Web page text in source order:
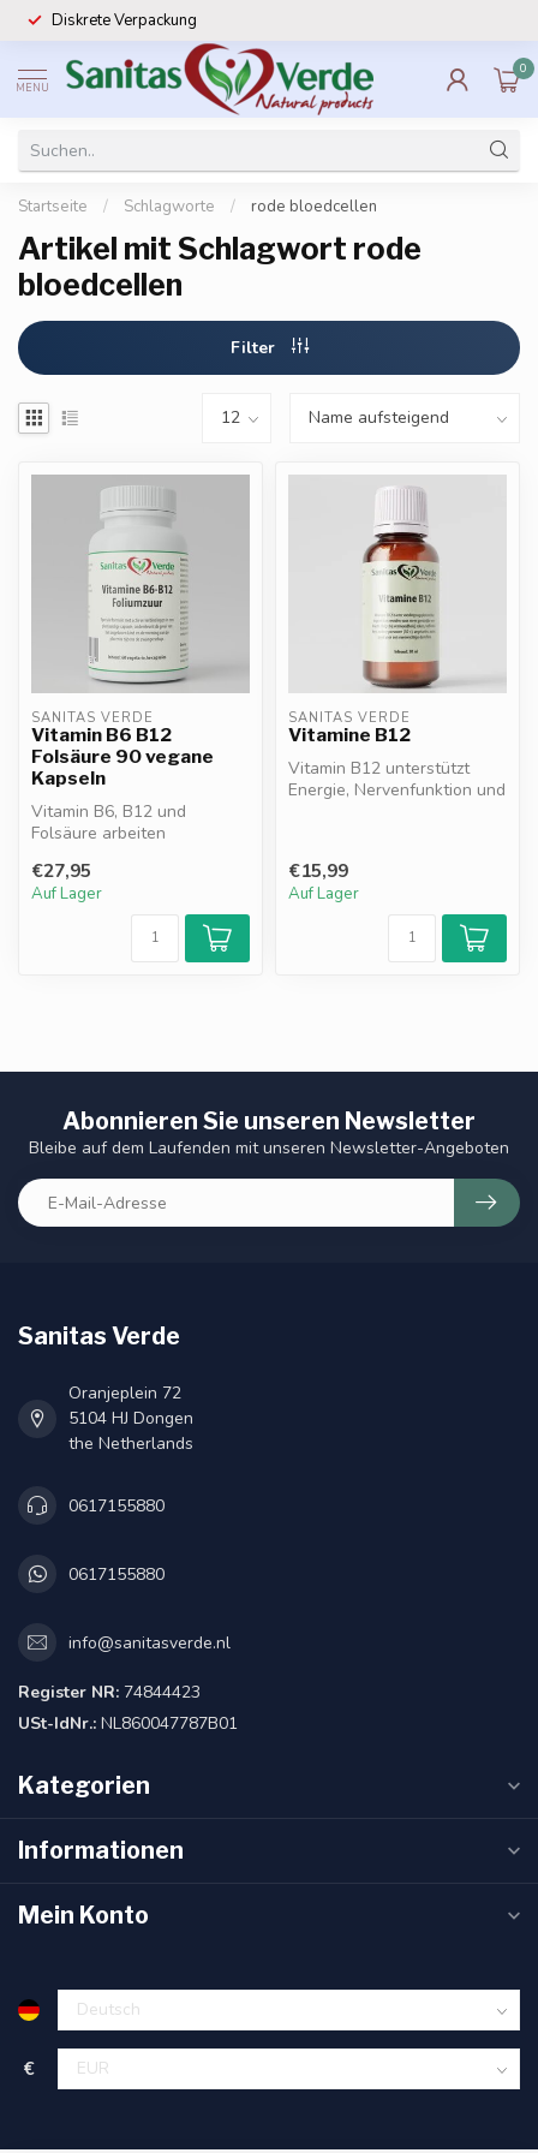
Diskrete Verpackung
MENU
0
Startseite / Schlagworte / rode bloedcellen
Artikel mit Schlagwort rode
bloedcellen
Filter
SANITAS VERDE
Vitamin B6 B12
Folsäure 90 vegane
Kapseln
Vitamin B6, B12 und
Folsäure arbeiten
zu reduzieren*...
€27,95
Auf Lager
SANITAS VERDE
Vitamine B12
Vitamin B12 unterstützt
Energie, Nervenfunktion und
€15,99
Auf Lager
Abonnieren Sie unseren Newsletter
Bleibe auf dem Laufenden mit unseren Newsletter-Angeboten
Sanitas Verde
Oranjeplein 72
5104 HJ Dongen
the Netherlands
0617155880
0617155880
info@sanitasverde.nl
Register NR: 74844423
USt-IdNr.: NL860047787B01
Kategorien
Informationen
Mein Konto
€